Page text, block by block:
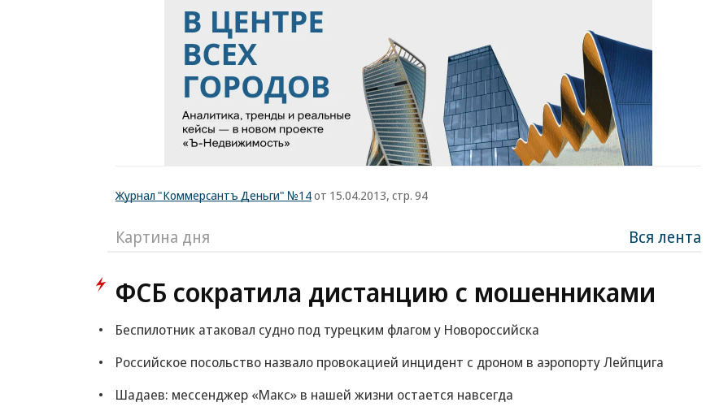
Журнал "Коммерсантъ Деньги" №14от 15.04.2013, стр. 94
Картина дня Вся лента
ФСБ сократила дистанцию с мошенниками
Беспилотник атаковал судно под турецким флагом у Новороссийска
Российское посольство назвало провокацией инцидент с дроном в аэропорту Лейпцига
Шадаев: мессенджер «Макс» в нашей жизни остается навсегда